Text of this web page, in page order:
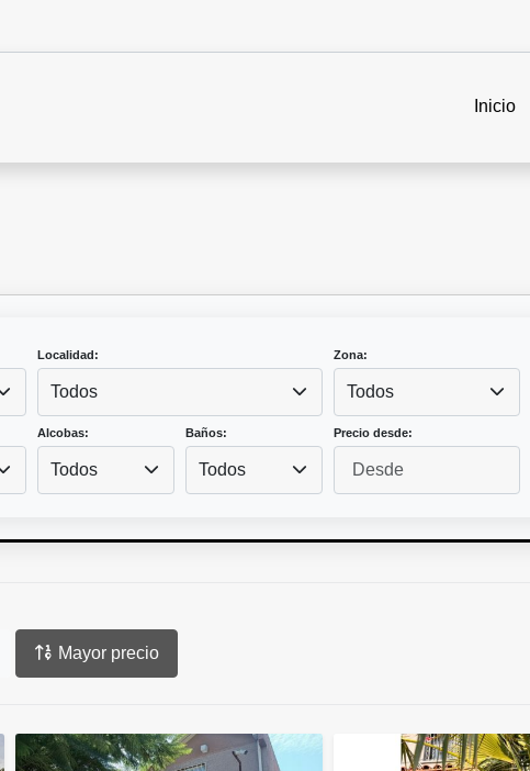
Inicio
Localidad:
Todos
Zona:
Todos
Alcobas:
Todos
Baños:
Todos
Precio desde:
Mayor precio